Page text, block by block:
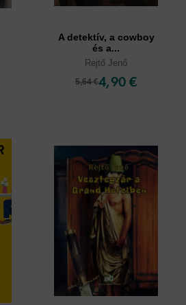
A detektív, a cowboy
és a...
Rejtő Jenő
5,64 €4,90 €